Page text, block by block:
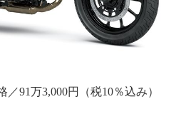
／91万3,000円（税10％込み）